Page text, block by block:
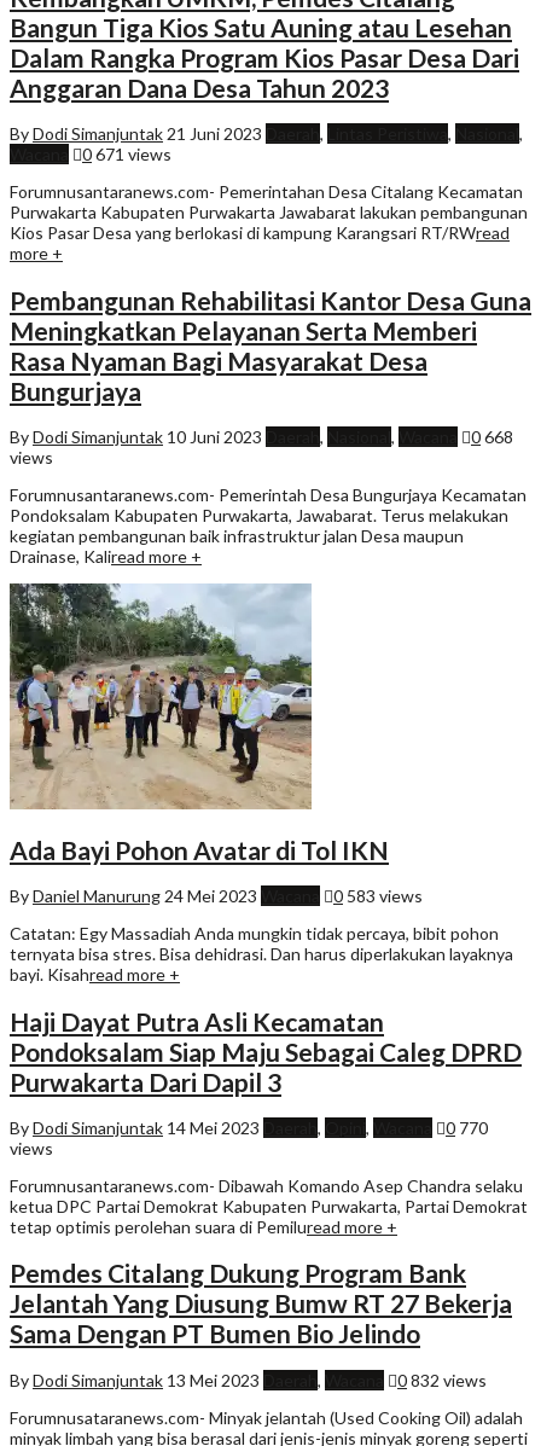
Bangun Tiga Kios Satu Auning atau Lesehan
Dalam Rangka Program Kios Pasar Desa Dari
Anggaran Dana Desa Tahun 2023
ByDodi Simanjuntak21 Juni 2023 , ,
,
0671 views
Forumnusantaranews.com- Pemerintahan Desa Citalang Kecamatan
Purwakarta Kabupaten Purwakarta Jawabarat lakukan pembangunan
Kios Pasar Desa yang berlokasi di kampung Karangsari RT/RWread
more +
Pembangunan Rehabilitasi Kantor Desa Guna
Meningkatkan Pelayanan Serta Memberi
Rasa Nyaman Bagi Masyarakat Desa
Bungurjaya
ByDodi Simanjuntak 10 Juni 2023 , , 0668
views
Forumnusantaranews.com- Pemerintah Desa Bungurjaya Kecamatan
Pondoksalam Kabupaten Purwakarta, Jawabarat. Terus melakukan
kegiatan pembangunan baik infrastruktur jalan Desa maupun
Drainase, Kaliread more +
Ada Bayi Pohon Avatar di Tol IKN
ByDaniel Manurung 24 Mei 2023 0 583 views
Catatan: Egy Massadiah Anda mungkin tidak percaya, bibit pohon
ternyata bisa stres. Bisa dehidrasi. Dan harus diperlakukan layaknya
bayi. Kisahread more +
Haji Dayat Putra Asli Kecamatan
Pondoksalam Siap Maju Sebagai Caleg DPRD
Purwakarta Dari Dapil 3
ByDodi Simanjuntak 14 Mei 2023 , , 0 770
views
Forumnusantaranews.com- Dibawah Komando Asep Chandra selaku
ketua DPC Partai Demokrat Kabupaten Purwakarta, Partai Demokrat
tetap optimis perolehan suara di Pemiluread more +
Pemdes Citalang Dukung Program Bank
Jelantah Yang Diusung Bumw RT 27 Bekerja
Sama Dengan PT Bumen Bio Jelindo
ByDodi Simanjuntak 13 Mei 2023 , 0832 views
Forumnusataranews.com- Minyak jelantah (Used Cooking Oil) adalah
minyak limbah yang bisa berasal dari jenis-jenis minyak goreng seperti